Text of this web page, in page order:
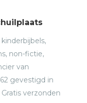
non-fictie,
van
gevestigd in
verzonden